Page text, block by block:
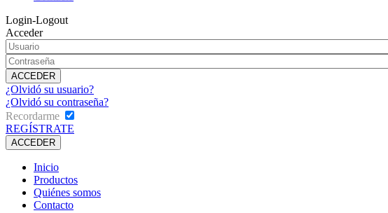
Login-Logout
Acceder
¿Olvidó su usuario?
¿Olvidó su contraseña?
Recordarme
REGÍSTRATE
Inicio
Productos
Quiénes somos
Contacto